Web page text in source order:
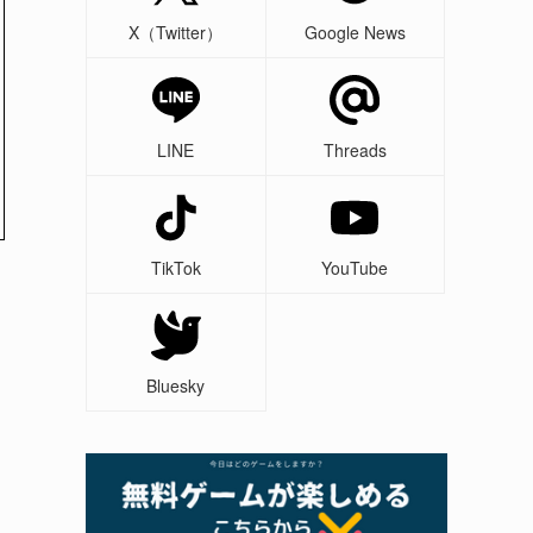
X（Twitter） Google News
LINE Threads
TikTok YouTube
Bluesky